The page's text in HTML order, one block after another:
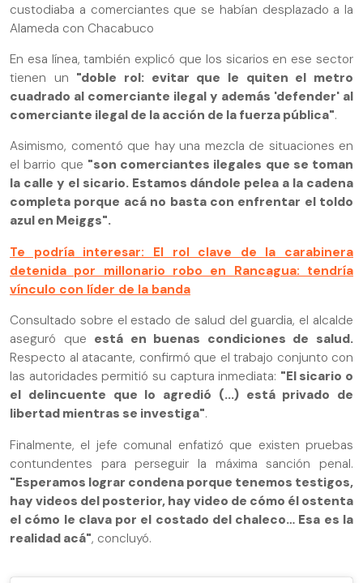
custodiaba a comerciantes que se habían desplazado a la
Alameda con Chacabuco
En esa línea, también explicó que los sicarios en ese sector
tienen un "doble rol: evitar que le quiten el metro
cuadrado al comerciante ilegal y además 'defender' al
comerciante ilegal de la acción de la fuerza pública".
Asimismo, comentó que hay una mezcla de situaciones en
el barrio que "son comerciantes ilegales que se toman
la calle y el sicario. Estamos dándole pelea a la cadena
completa porque acá no basta con enfrentar el toldo
azul en Meiggs".
Te podría interesar: El rol clave de la carabinera
detenida por millonario robo en Rancagua: tendría
vínculo con líder de la banda
Consultado sobre el estado de salud del guardia, el alcalde
aseguró que está en buenas condiciones de salud.
Respecto al atacante, confirmó que el trabajo conjunto con
las autoridades permitió su captura inmediata: "El sicario o
el delincuente que lo agredió (...) está privado de
libertad mientras se investiga".
Finalmente, el jefe comunal enfatizó que existen pruebas
contundentes para perseguir la máxima sanción penal.
"Esperamos lograr condena porque tenemos testigos,
hay videos del posterior, hay video de cómo él ostenta
el cómo le clava por el costado del chaleco… Esa es la
realidad acá", concluyó.